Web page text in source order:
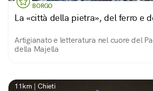
BORGO
La «città della pietra», del ferro e
Artigianato e letteratura nel cuore del
della Majella
11km | Chieti